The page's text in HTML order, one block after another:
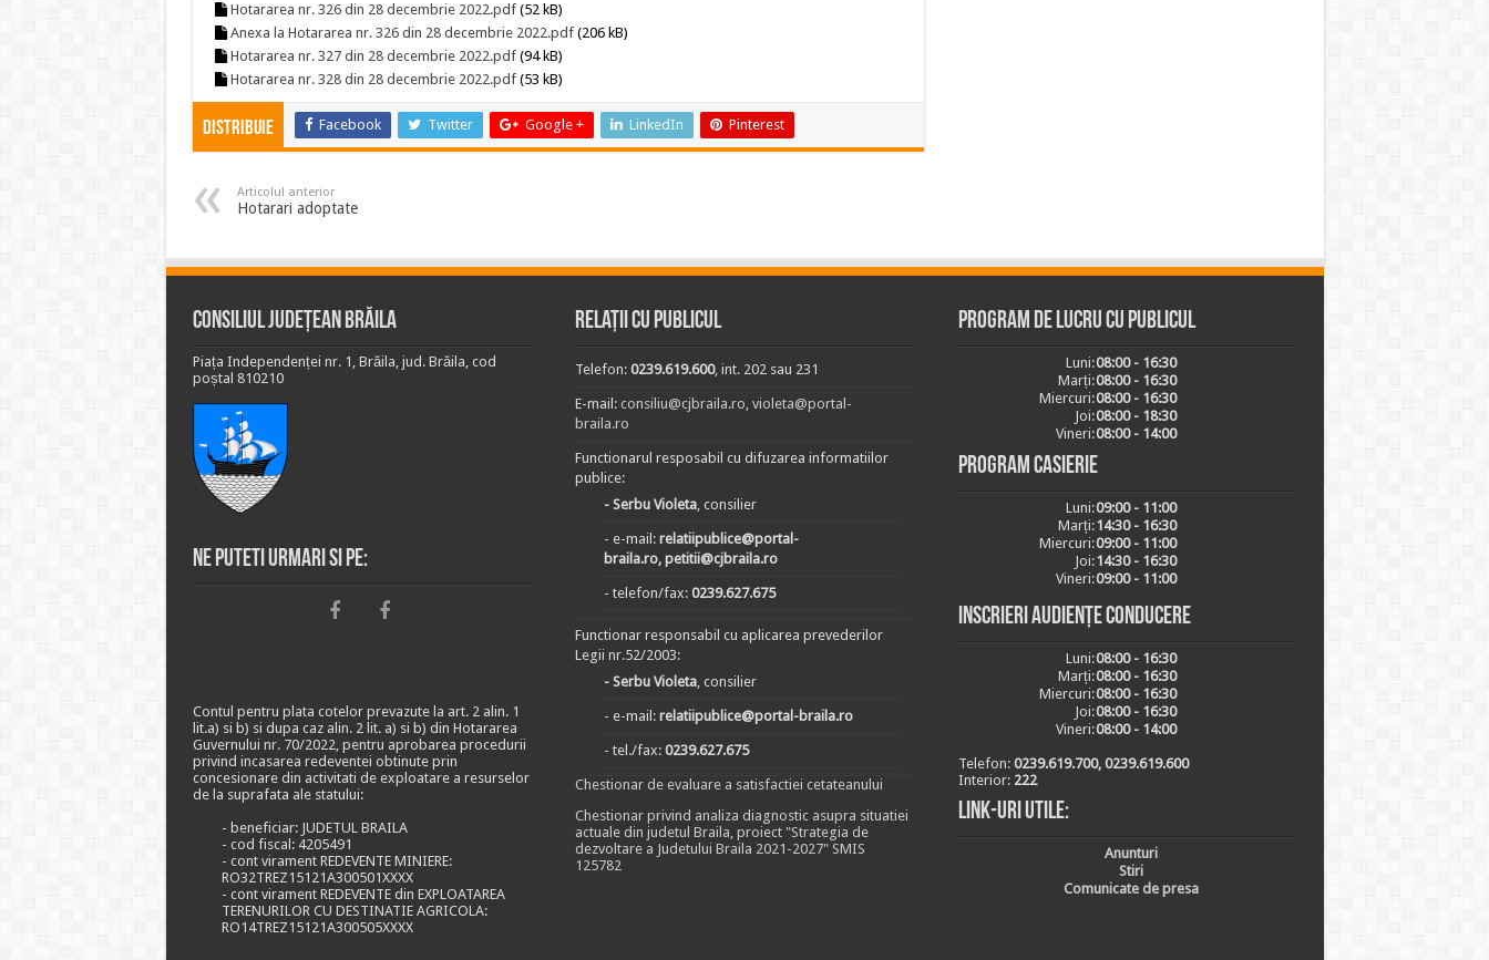
Hotararea nr. 326 din 28 decembrie 2022.pdf(52 kB)
Anexa la Hotararea nr. 326 din 28 decembrie 2022.pdf(206 kB)
Hotararea nr. 327 din 28 decembrie 2022.pdf(94 kB)
Hotararea nr. 328 din 28 decembrie 2022.pdf(53 kB)
Distribuie Facebook Twitter Google + LinkedIn Pinterest
Articolul anterior
Hotarari adoptate
Consiliul Județean Brăila
Piața Independenței nr. 1, Brăila, jud. Brăila, cod
poștal 810210
Ne puteti urmari si pe:
Contul pentru plata cotelor prevazute la art. 2 alin. 1
lit.a) si b) si dupa caz alin. 2 lit. a) si b) din Hotararea
Guvernului nr. 70/2022, pentru aprobarea procedurii
privind incasarea redeventei obtinute prin
concesionare din activitati de exploatare a resurselor
de la suprafata ale statului:
- beneficiar: JUDETUL BRAILA
- cod fiscal: 4205491
- cont virament REDEVENTE MINIERE:
RO32TREZ15121A300501XXXX
- cont virament REDEVENTE din EXPLOATAREA
TERENURILOR CU DESTINATIE AGRICOLA:
RO14TREZ15121A300505XXXX
Relații cu publicul
Telefon:0239.619.600, int. 202 sau 231
E-mail:consiliu@cjbraila.ro,violeta@portal-
braila.ro
Functionarul resposabil cu difuzarea informatiilor
publice:
- Serbu Violeta, consilier
- e-mail:relatiipublice@portal-
braila.ro, petitii@cjbraila.ro
- telefon/fax:0239.627.675
Functionar responsabil cu aplicarea prevederilor
Legii nr.52/2003:
- Serbu Violeta, consilier
- e-mail:relatiipublice@portal-braila.ro
- tel./fax:0239.627.675
Chestionar de evaluare a satisfactiei cetateanului
Chestionar privind analiza diagnostic asupra situatiei
actuale din judetul Braila, proiect "Strategia de
dezvoltare a Judetului Braila 2021-2027" SMIS
125782
Program de lucru cu publicul
Luni:08:00 - 16:30
Marți:08:00 - 16:30
Miercuri:08:00 - 16:30
Joi:08:00 - 18:30
Vineri:08:00 - 14:00
Program casierie
Luni:09:00 - 11:00
Marți:14:30 - 16:30
Miercuri:09:00 - 11:00
Joi:14:30 - 16:30
Vineri:09:00 - 11:00
Inscrieri audiențe conducere
Luni:08:00 - 16:30
Marți:08:00 - 16:30
Miercuri:08:00 - 16:30
Joi:08:00 - 16:30
Vineri:08:00 - 14:00
Telefon: 0239.619.700, 0239.619.600
Interior: 222
Link-uri utile:
Anunturi
Stiri
Comunicate de presa